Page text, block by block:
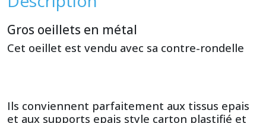
Gros oeillets en métal
Cet oeillet est vendu avec sa contre-rondelle
Ils conviennent parfaitement aux tissus epais
et aux supports epais style carton plastifié et